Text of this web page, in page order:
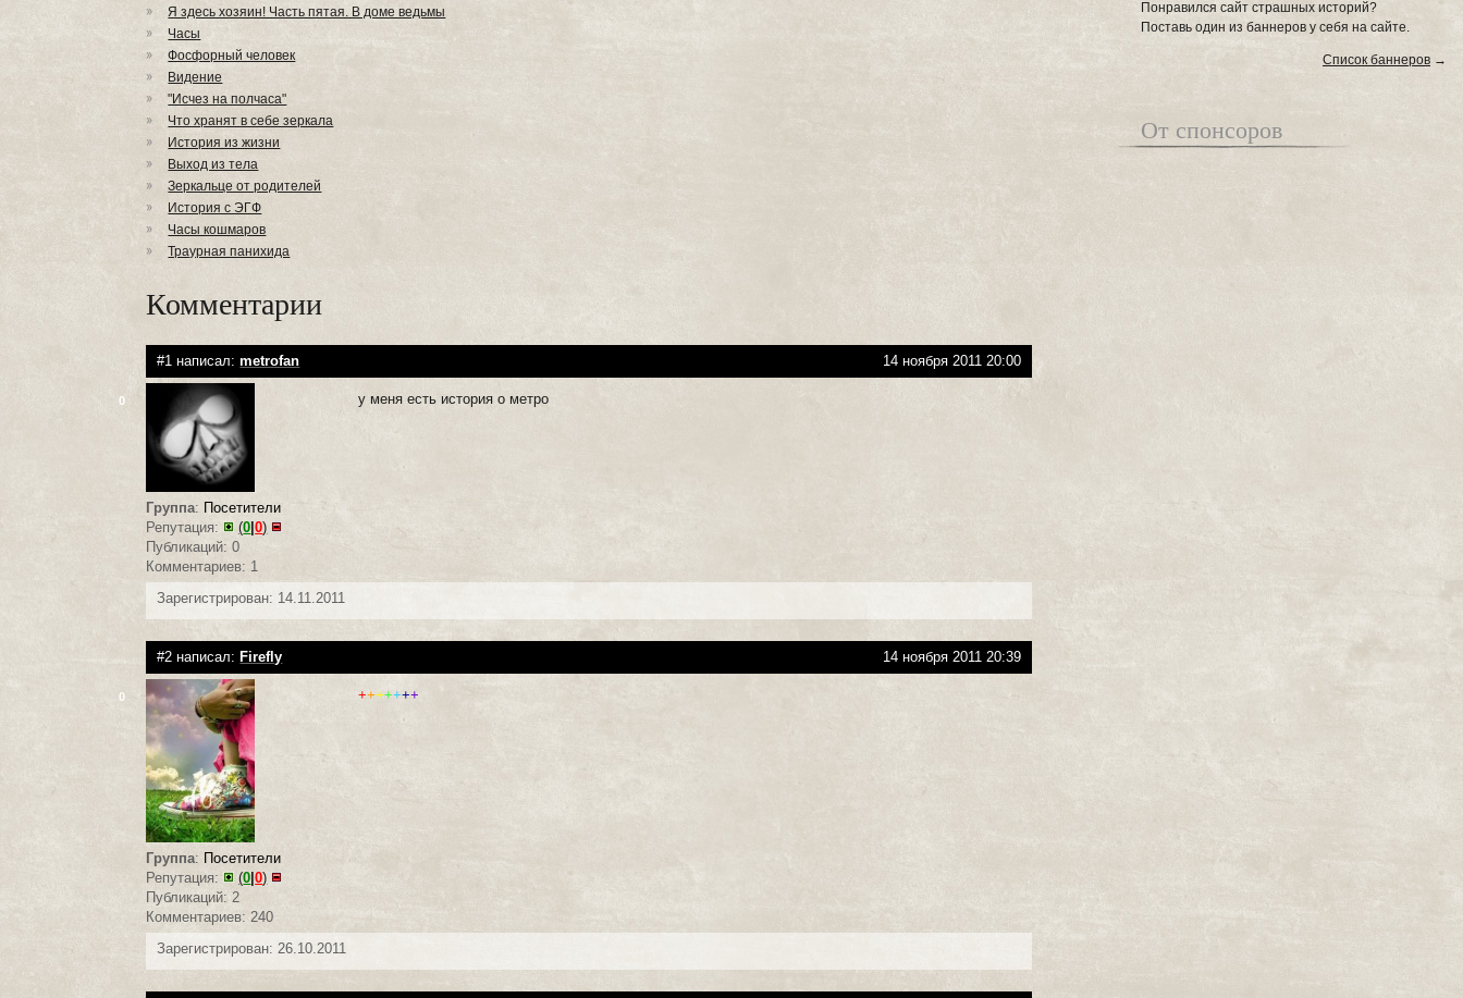
Я здесь хозяин! Часть пятая. В доме ведьмы
Часы
Фосфорный человек
Видение
"Исчез на полчаса"
Что хранят в себе зеркала
История из жизни
Выход из тела
Зеркальце от родителей
История с ЭГФ
Часы кошмаров
Траурная панихида
Комментарии
#1 написал:metrofan 14 ноября 2011 20:00
0
Группа: Посетители
Репутация:
(0 |0)
Публикаций: 0
Комментариев: 1
у меня есть история о метро
Зарегистрирован: 14.11.2011
#2 написал: Firefly 14 ноября 2011 20:39
0
Группа: Посетители
Репутация:
(0 |0)
Публикаций: 2
Комментариев: 240
+++++++
Зарегистрирован: 26.10.2011
Понравился сайт страшных историй?
Поставь один из баннеров у себя на сайте.
Список баннеров →
От спонсоров